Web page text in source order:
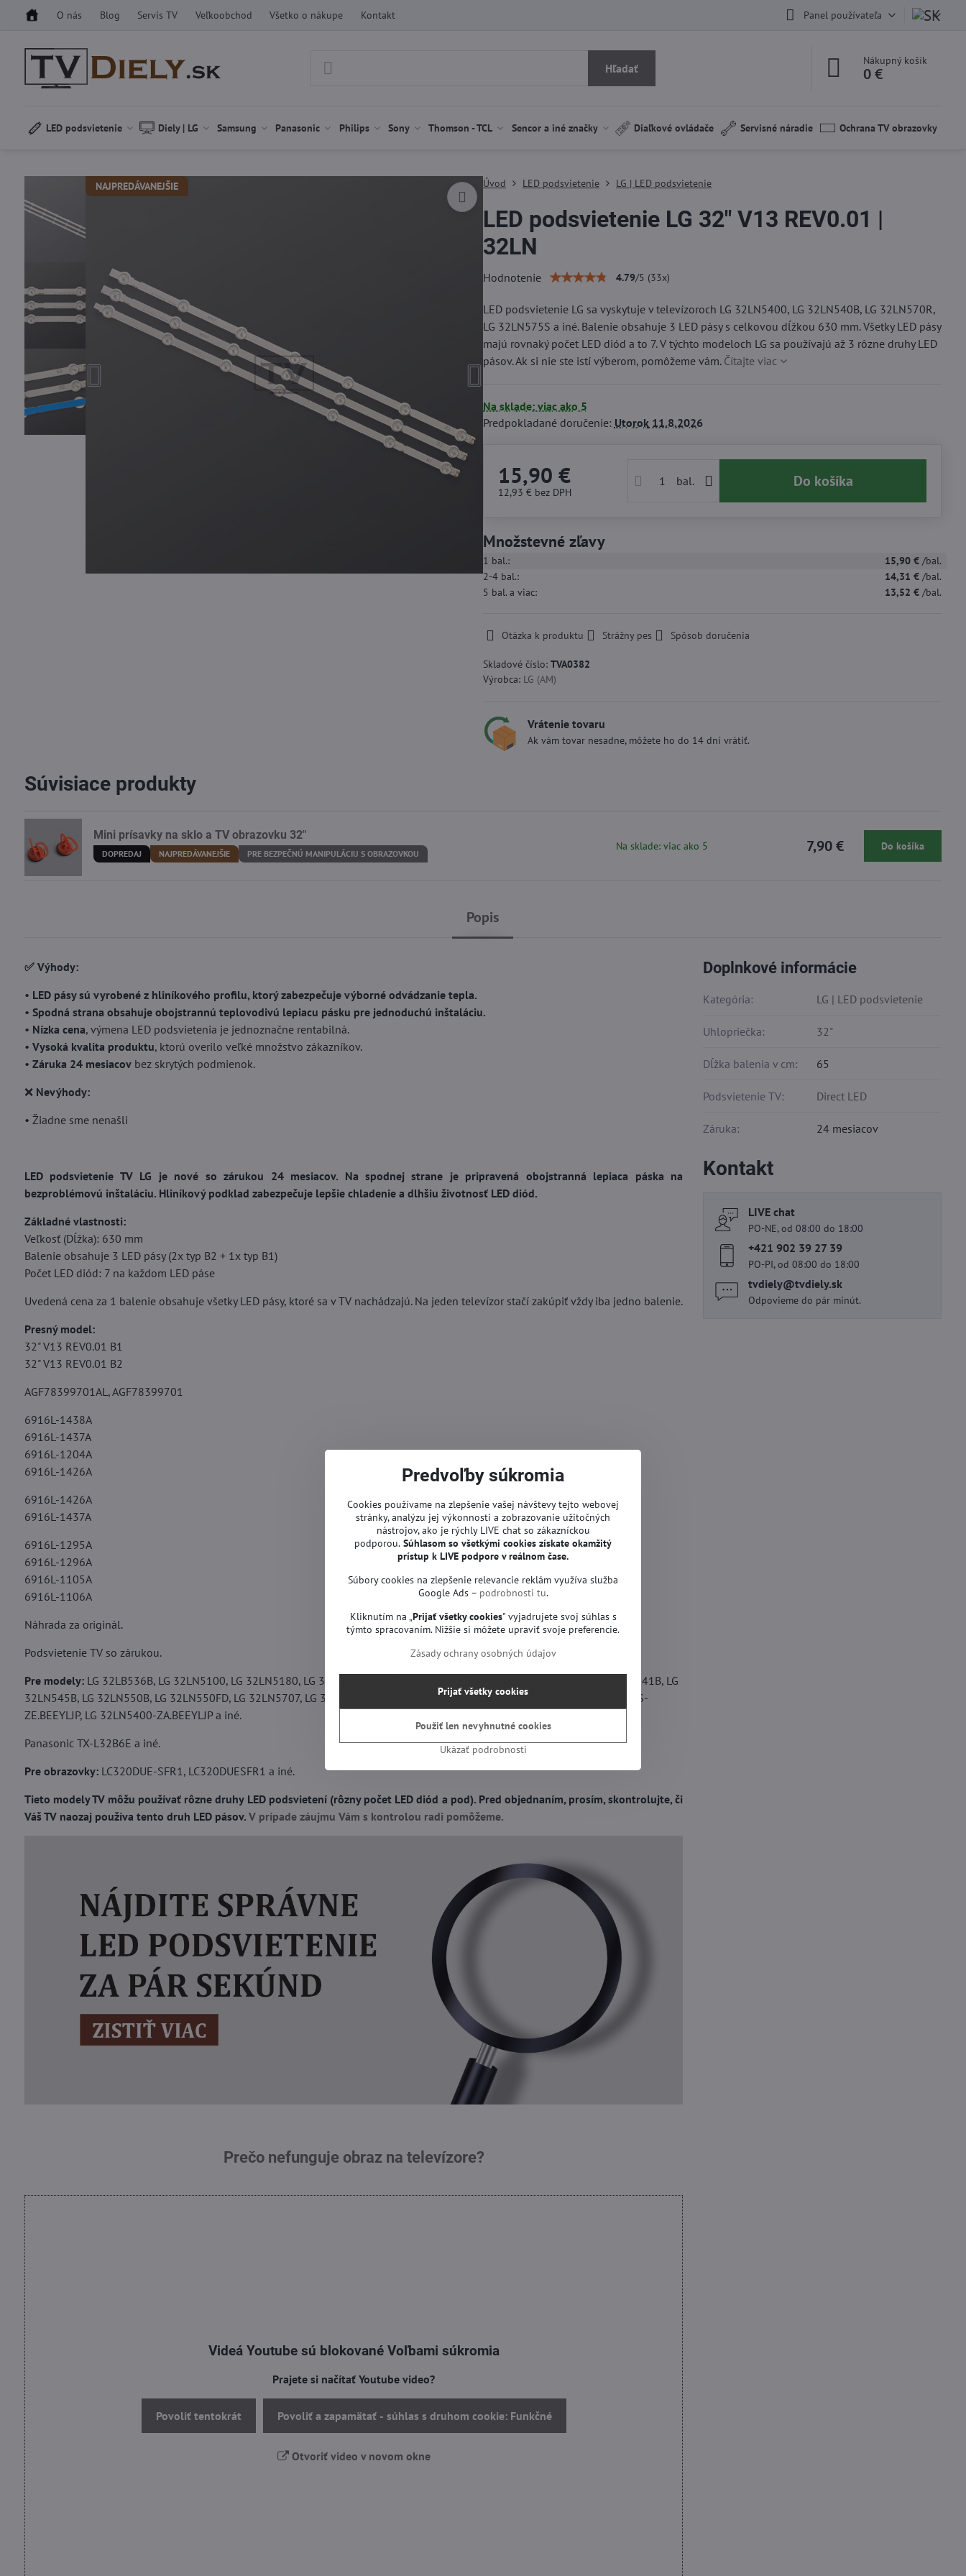
O nás Blog Servis TV Veľkoobchod Všetko o nákupe Kontakt Panel používateľa
Hľadať
Nákupný košík
0 €
LED podsvietenie Diely | LG Samsung Panasonic Philips Sony Thomson - TCL Sencor a iné značky Diaľkové ovládače Servisné náradie Ochrana TV obrazovky
NAJPREDÁVANEJŠIE Úvod LED podsvietenie LG | LED podsvietenie
LED podsvietenie LG 32" V13 REV0.01 |
32LN
Hodnotenie 4.79/5 (33x)
LED podsvietenie LG sa vyskytuje v televízoroch LG 32LN5400, LG 32LN540B, LG 32LN570R,
LG 32LN575S a iné. Balenie obsahuje 3 LED pásy s celkovou dĺžkou 630 mm. Všetky LED pásy
majú rovnaký počet LED diód a to 7. V týchto modeloch LG sa používajú až 3 rôzne druhy LED
pásov. Ak si nie ste istí výberom, pomôžeme vám. Čítajte viac
Na sklade: viac ako 5
Predpokladané doručenie: Utorok11.8.2026
15,90 €
12,93 € bez DPH
bal. Do košíka
Množstevné zľavy
1 bal.: 15,90 € /bal.
2-4bal.: 14,31 € /bal.
5 bal.a viac: 13,52 € /bal.
Otázka k produktu Strážny pes Spôsob doručenia
Skladové číslo: TVA0382
Výrobca: LG (AM)
Vrátenie tovaru
Ak vám tovar nesadne, môžete ho do 14 dní vrátiť.
Popis
✅ Výhody:
• LED pásy sú vyrobené z hliníkového profilu, ktorý zabezpečuje výborné odvádzanie tepla.
• Spodná strana obsahuje obojstrannú teplovodivú lepiacu pásku pre jednoduchú inštaláciu.
• Nízka cena, výmena LED podsvietenia je jednoznačne rentabilná.
• Vysoká kvalita produktu, ktorú overilo veľké množstvo zákazníkov.
• Záruka 24 mesiacovbez skrytých podmienok.
❌ Nevýhody:
• Žiadne sme nenašli
LED podsvietenie TV LG je nové so zárukou 24 mesiacov. Na spodnej strane je pripravená obojstranná lepiaca páska na
bezproblémovú inštaláciu. Hliníkový podklad zabezpečuje lepšie chladenie a dlhšiu životnosť LED diód.
Základné vlastnosti:
Veľkosť (Dĺžka): 630 mm
Balenie obsahuje 3 LED pásy (2x typ B2 + 1x typ B1)
Počet LED diód: 7 na každom LED páse
Uvedená cena za 1 balenie obsahuje všetky LED pásy, ktoré sa v TV nachádzajú. Na jeden televízor stačí zakúpiť vždy iba jedno balenie.
Presný model:
32" V13 REV0.01 B1
32" V13 REV0.01 B2
AGF78399701AL, AGF78399701
6916L-1438A
6916L-1437A
6916L-1204A
6916L-1426A
6916L-1426A
6916L-1437A
6916L-1295A
6916L-1296A
6916L-1105A
6916L-1106A
Náhrada za originál.
Podsvietenie TV so zárukou.
Pre modely:LG 32LB536B, LG 32LN5100, LG 32LN5180, LG 32LN530B, LG 32LN536B, LG 32LN5400, LG 32LN540B, LG 32LN541B, LG
32LN545B, LG 32LN550B, LG 32LN550FD, LG 32LN5707, LG 32LN570R, LG 32LN575S, LG 32LN575-ZE.BEEYLJP, LG 32LN575S-
ZE.BEEYLJP, LG 32LN5400-ZA.BEEYLJP a iné.
Panasonic TX-L32B6E a iné.
Pre obrazovky:LC320DUE-SFR1, LC320DUESFR1 a iné.
Tieto modely TV môžu používať rôzne druhy LED podsvietení (rôzny počet LED diód a pod). Pred objednaním, prosím, skontrolujte, či
Váš TV naozaj používa tento druh LED pásov. V prípade záujmu Vám s kontrolou radi pomôžeme.
Prečo nefunguje obraz na televízore?
Videá Youtube sú blokované Voľbami súkromia
Prajete si načítať Youtube video?
Povoliť tentokrát Povoliť a zapamätať - súhlas s druhom cookie: Funkčné
Otvoriť video v novom okne
Doplnkové informácie
Kategória: LG | LED podsvietenie
Uhlopriečka: 32"
Dĺžka balenia v cm: 65
Podsvietenie TV: Direct LED
Záruka: 24 mesiacov
Kontakt
LIVE chat
PO-NE, od 08:00 do 18:00
+421 902 39 27 39
PO-PI, od 08:00 do 18:00
tvdiely​@tvdiely​.sk
Odpovieme do pár minút.
Súvisiace produkty
Mini prísavky na sklo a TV obrazovku 32"
DOPREDAJ NAJPREDÁVANEJŠIE PRE BEZPEČNÚ MANIPULÁCIU S OBRAZOVKOU
Na sklade: viac ako 5 7,90 € Do košíka
Predvoľby súkromia
Cookies používame na zlepšenie vašej návštevy tejto webovej
stránky, analýzu jej výkonnosti a zobrazovanie užitočných
nástrojov, ako je rýchly LIVE chat so zákazníckou
podporou. Súhlasom so všetkými cookies získate okamžitý
prístup k LIVE podpore v reálnom čase.
Súbory cookies na zlepšenie relevancie reklám využíva služba
Google Ads – podrobnosti tu.
Kliknutím na „Prijať všetky cookies" vyjadrujete svoj súhlas s
týmto spracovaním. Nižšie si môžete upraviť svoje preferencie.
Zásady ochrany osobných údajov
Ukázať podrobnosti
Prijať všetky cookies
Použiť len nevyhnutné cookies